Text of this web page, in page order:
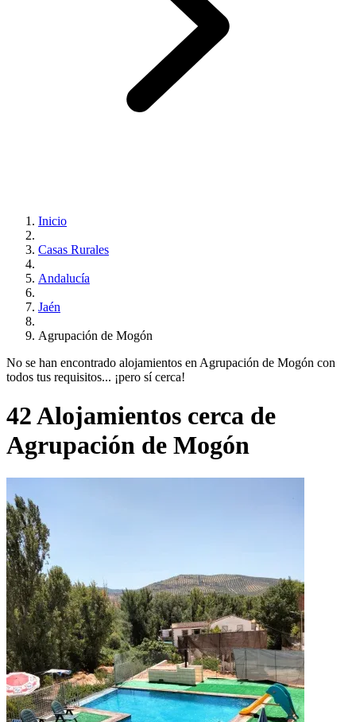
Inicio
Casas Rurales
Andalucía
Jaén
Agrupación de Mogón
No se han encontrado alojamientos en Agrupación de Mogón con
todos tus requisitos... ¡pero sí cerca!
42 Alojamientos cerca de
Agrupación de Mogón